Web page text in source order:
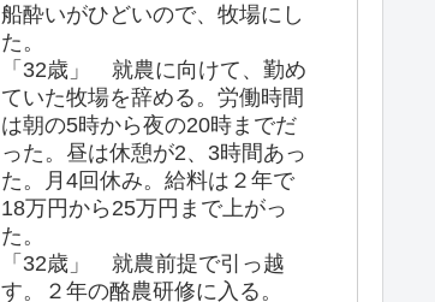
船酔いがひどいので、牧場にし
た。
「32歳」 就農に向けて、勤め
ていた牧場を辞める。労働時間
は朝の5時から夜の20時までだ
った。昼は休憩が2、3時間あっ
た。月4回休み。給料は２年で
18万円から25万円まで上がっ
た。
「32歳」 就農前提で引っ越
す。２年の酪農研修に入る。